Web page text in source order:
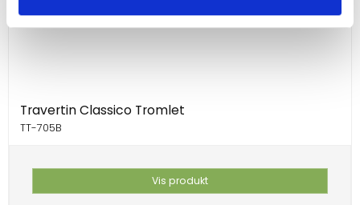
Travertin Classico Tromlet
TT-705B
Vis produkt